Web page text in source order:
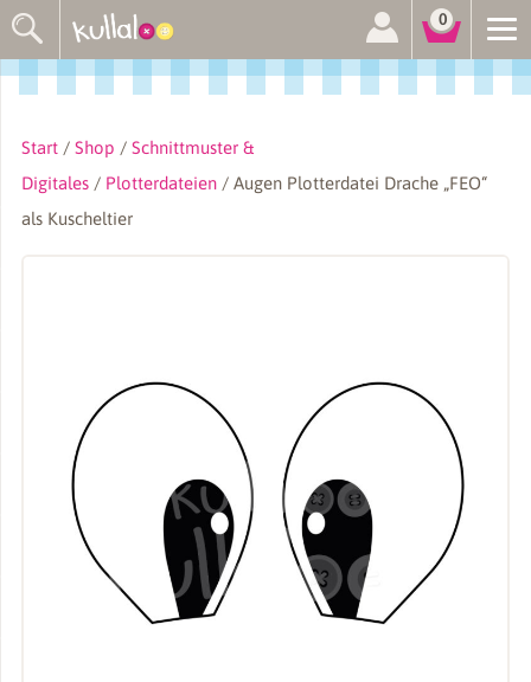
0
Suchen
nach:
Start/ Shop / Schnittmuster &
Digitales/ Plotterdateien/ Augen Plotterdatei Drache „FEO“
als Kuscheltier